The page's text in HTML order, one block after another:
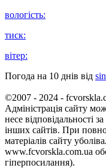
вологість:
тиск:
вітер:
Погода на 10 днів від
©2007 - 2024 -
Адміністрація сайту
несе відповідальності
інших сайтів. При
матеріалів сайту
www.fcvorskla.com.ua
гіперпосилання).